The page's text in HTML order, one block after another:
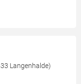
Langenhalde)